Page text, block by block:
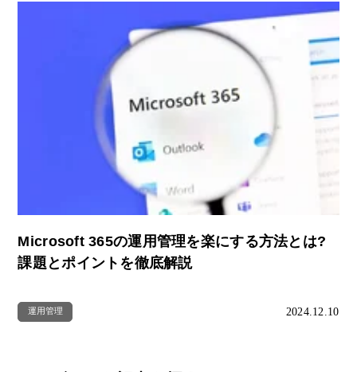
Microsoft 365の運用管理を楽にする方法とは?
課題とポイントを徹底解説
運用管理 2024.12.10